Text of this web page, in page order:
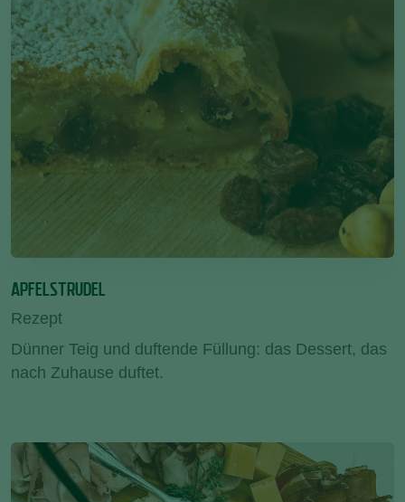
APFELSTRUDEL
Rezept
Dünner Teig und duftende Füllung: das Dessert, das
nach Zuhause duftet.